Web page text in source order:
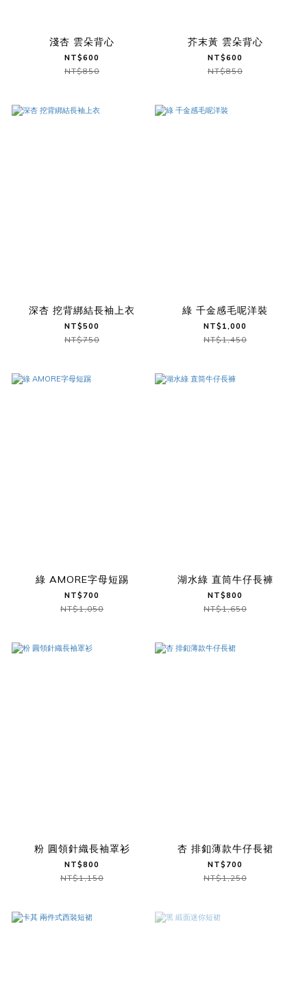
淺杏 雲朵背心
NT$600
NT$850
芥末黃 雲朵背心
NT$600
NT$850
深杏 挖背綁結長袖上衣
NT$500
NT$750
綠 千金感毛呢洋裝
NT$1,000
NT$1,450
綠 AMORE字母短踢
NT$700
NT$1,050
湖水綠 直筒牛仔長褲
NT$800
NT$1,650
粉 圓領針織長袖罩衫
NT$800
NT$1,150
杏 排釦薄款牛仔長裙
NT$700
NT$1,250